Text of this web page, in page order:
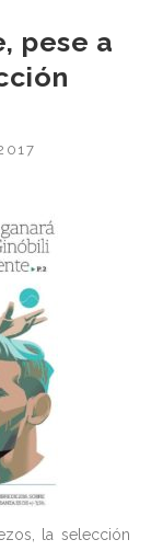
pese a
la selección